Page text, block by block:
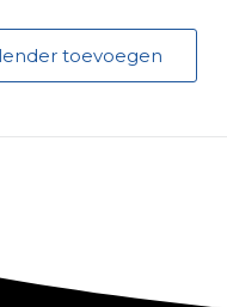
toevoegen